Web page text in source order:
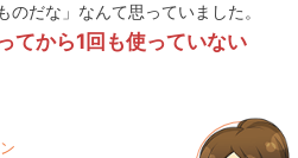
のだな」なんて思っていました。
てから1回も使っていない